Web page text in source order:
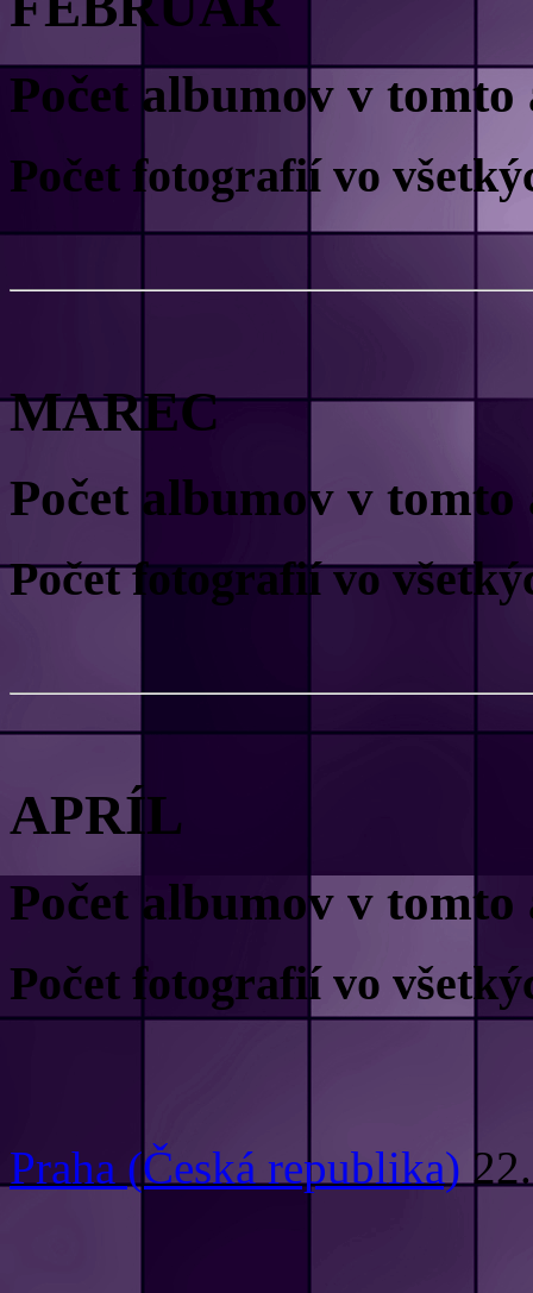
Počet albumov v
Počet fotografií vo
MAREC
Počet albumov v
Počet fotografií vo
APRÍL
Počet albumov v
Počet fotografií vo
Praha (Česká republika)